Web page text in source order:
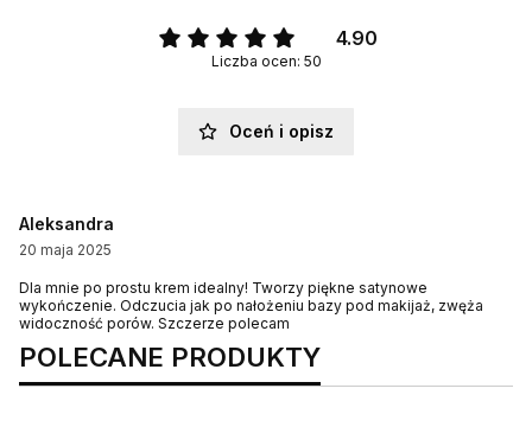
4.90
Liczba ocen: 50
Oceń i opisz
Aleksandra
20 maja 2025
Dla mnie po prostu krem idealny! Tworzy piękne satynowe
wykończenie. Odczucia jak po nałożeniu bazy pod makijaż, zwęża
widoczność porów. Szczerze polecam
POLECANE PRODUKTY